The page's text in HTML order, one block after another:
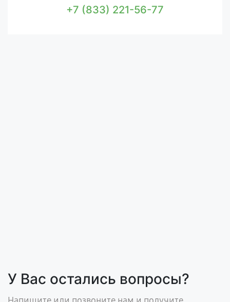
+7 (833) 221-56-77
У Вас остались вопросы?